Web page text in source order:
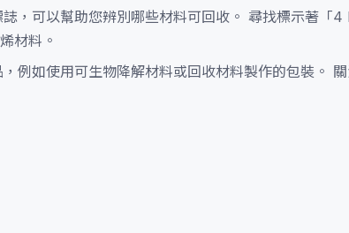
，可以幫助您辨別哪些材料可回收。 尋找標示著「
材料。
例如使用可生物降解材料或回收材料製作的包裝。